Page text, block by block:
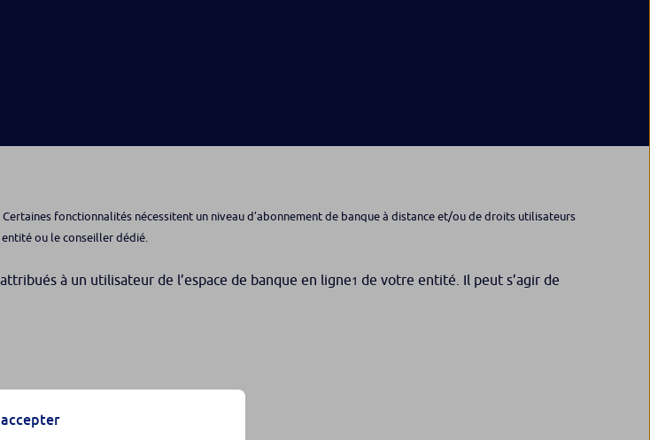
fonctionnalités nécessitent un niveau d’abonnement de banque à distance et/ou de droits utilisateurs
entité ou le conseiller dédié.
à un utilisateur de l’espace de banque en ligne1 de votre entité. Il peut s’agir de